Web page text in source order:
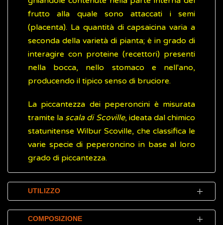
frutto alla quale sono attaccati i semi
(placenta). La quantità di capsaicina varia a
seconda della varietà di pianta; è in grado di
interagire con proteine (recettori) presenti
nella bocca, nello stomaco e nell'ano,
producendo il tipico senso di bruciore.
La piccantezza dei peperoncini è misurata
tramite la scala di Scoville, ideata dal chimico
statunitense Wilbur Scoville, che classifica le
varie specie di peperoncino in base al loro
grado di piccantezza.
UTILIZZO
Il peperoncino è una spezia comunemente
COMPOSIZIONE